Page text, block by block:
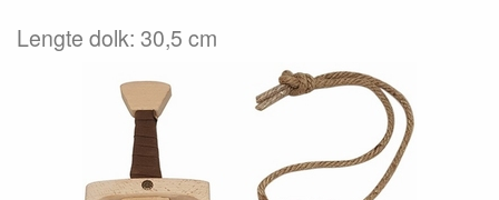
Lengte dolk: 30,5 cm